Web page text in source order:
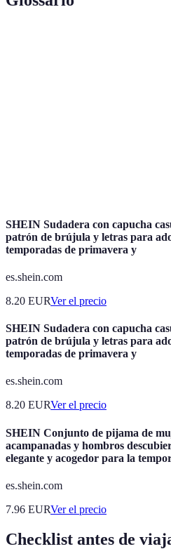
SHEIN Sudadera con capucha
patrón de brújula y letras para
temporadas de primavera y
es.shein.com
8.20 EURVer el precio
SHEIN Sudadera con capucha
patrón de brújula y letras para
temporadas de primavera y
es.shein.com
8.20 EURVer el precio
SHEIN Conjunto de pijama de
acampanadas y hombros
elegante y acogedor para la
es.shein.com
7.96 EURVer el precio
Checklist antes de